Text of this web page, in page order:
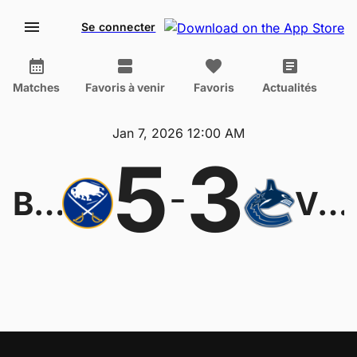
Se connecter
Matches Favoris à venir Favoris Actualités
Jan 7, 2026 12:00 AM
Buffalo Sabres 5-3 Vancouver Canucks